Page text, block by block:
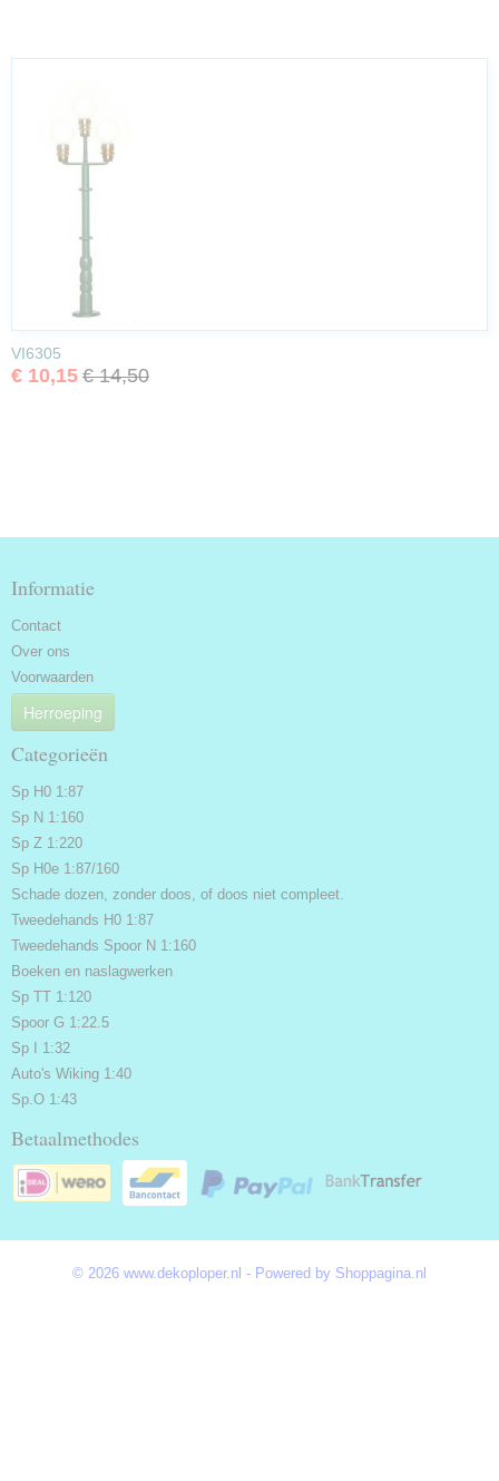
VI6305
€ 10,15 € 14,50
Informatie
Contact
Over ons
Voorwaarden
Herroeping
Categorieën
Sp H0 1:87
Sp N 1:160
Sp Z 1:220
Sp H0e 1:87/160
Schade dozen, zonder doos, of doos niet compleet.
Tweedehands H0 1:87
Tweedehands Spoor N 1:160
Boeken en naslagwerken
Sp TT 1:120
Spoor G 1:22.5
Sp I 1:32
Auto's Wiking 1:40
Sp.O 1:43
Betaalmethodes
© 2026 www.dekoploper.nl - Powered by Shoppagina.nl